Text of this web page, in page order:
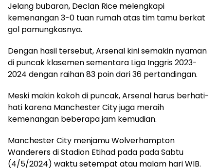
Jelang bubaran, Declan Rice melengkapi
kemenangan 3-0 tuan rumah atas tim tamu berkat
gol pamungkasnya.
Dengan hasil tersebut, Arsenal kini semakin nyaman
di puncak klasemen sementara Liga Inggris 2023-
2024 dengan raihan 83 poin dari 36 pertandingan.
Meski makin kokoh di puncak, Arsenal harus berhati-
hati karena Manchester City juga meraih
kemenangan beberapa jam kemudian.
Manchester City menjamu Wolverhampton
Wanderers di Stadion Etihad pada pada Sabtu
(4/5/2024) waktu setempat atau malam hari WIB.